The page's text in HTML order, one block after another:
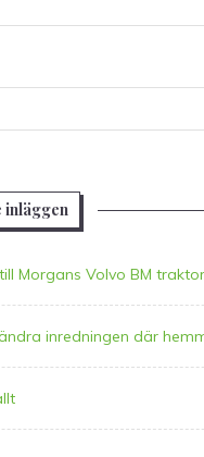
inläggen
Morgans Volvo BM traktor
inredningen där